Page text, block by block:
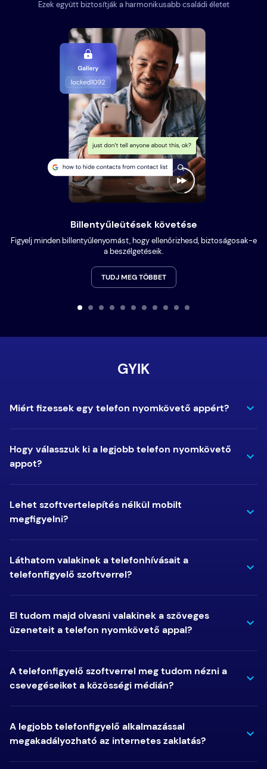
Ezek együtt biztosítják a harmonikusabb családi életet
Billentyűleütések követése
Figyelj minden billentyűlenyomást, hogy ellenőrizhesd, biztoságosak-e
a beszélgetéseik.
TUDJ MEG TÖBBET
GYIK
Miért fizessek egy telefon nyomkövető appért?
Hogy válasszuk ki a legjobb telefon nyomkövető
appot?
Lehet szoftvertelepítés nélkül mobilt
megfigyelni?
Láthatom valakinek a telefonhívásait a
telefonfigyelő szoftverrel?
El tudom majd olvasni valakinek a szöveges
üzeneteit a telefon nyomkövető appal?
A telefonfigyelő szoftverrel meg tudom nézni a
csevegéseiket a közösségi médián?
A legjobb telefonfigyelő alkalmazással
megakadályozható az internetes zaklatás?